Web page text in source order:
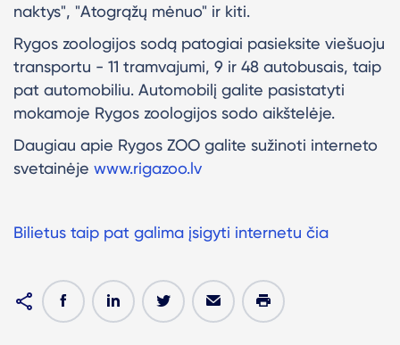
naktys", "Atogrąžų mėnuo" ir kiti.
Rygos zoologijos sodą patogiai pasieksite viešuoju
transportu - 11 tramvajumi, 9 ir 48 autobusais, taip
pat automobiliu. Automobilį galite pasistatyti
mokamoje Rygos zoologijos sodo aikštelėje.
Daugiau apie Rygos ZOO galite sužinoti interneto
svetainėje www.rigazoo.lv
Bilietus taip pat galima įsigyti internetu čia